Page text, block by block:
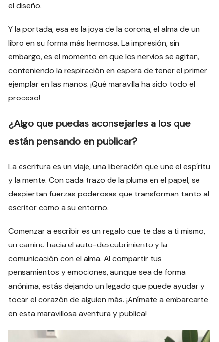
el diseño.
Y la portada, esa es la joya de la corona, el alma de un
libro en su forma más hermosa. La impresión, sin
embargo, es el momento en que los nervios se agitan,
conteniendo la respiración en espera de tener el primer
ejemplar en las manos. ¡Qué maravilla ha sido todo el
proceso!
¿Algo que puedas aconsejarles a los que
están pensando en publicar?
La escritura es un viaje, una liberación que une el espíritu
y la mente. Con cada trazo de la pluma en el papel, se
despiertan fuerzas poderosas que transforman tanto al
escritor como a su entorno.
Comenzar a escribir es un regalo que te das a ti mismo,
un camino hacia el auto-descubrimiento y la
comunicación con el alma. Al compartir tus
pensamientos y emociones, aunque sea de forma
anónima, estás dejando un legado que puede ayudar y
tocar el corazón de alguien más. ¡Anímate a embarcarte
en esta maravillosa aventura y publica!